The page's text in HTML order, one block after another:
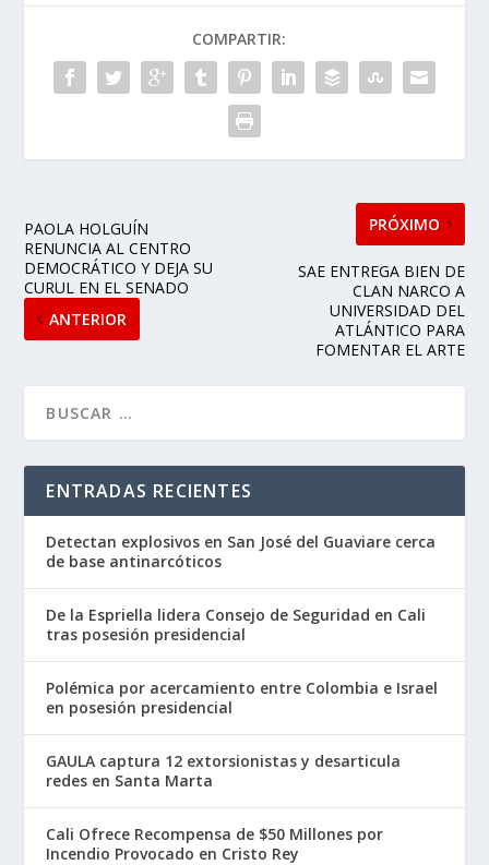
COMPARTIR:
PAOLA HOLGUÍN
RENUNCIA AL CENTRO
DEMOCRÁTICO Y DEJA SU
CURUL EN EL SENADO
ANTERIOR
PRÓXIMO
SAE ENTREGA BIEN DE
CLAN NARCO A
UNIVERSIDAD DEL
ATLÁNTICO PARA
FOMENTAR EL ARTE
ENTRADAS RECIENTES
Detectan explosivos en San José del Guaviare cerca
de base antinarcóticos
De la Espriella lidera Consejo de Seguridad en Cali
tras posesión presidencial
Polémica por acercamiento entre Colombia e Israel
en posesión presidencial
GAULA captura 12 extorsionistas y desarticula
redes en Santa Marta
Cali Ofrece Recompensa de $50 Millones por
Incendio Provocado en Cristo Rey